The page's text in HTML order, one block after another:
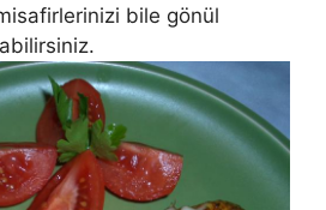
bile gönül